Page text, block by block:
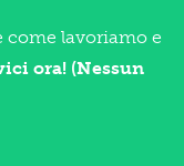
come lavoriamo e
ora! (Nessun